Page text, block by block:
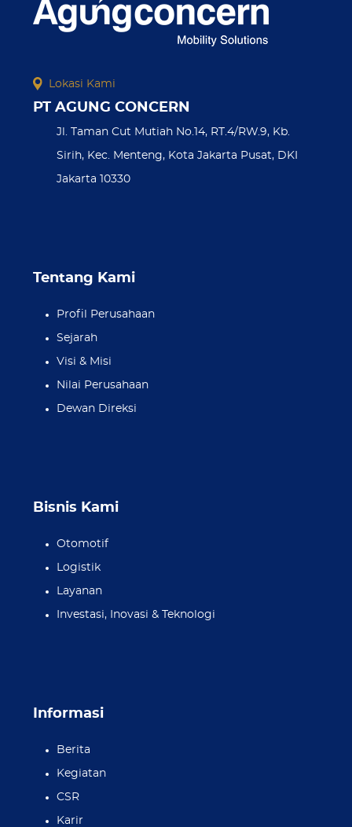
Lokasi Kami
PT AGUNG CONCERN
Jl. Taman Cut Mutiah No.14, RT.4/RW.9, Kb.
Sirih, Kec. Menteng, Kota Jakarta Pusat, DKI
Jakarta 10330
Tentang Kami
Profil Perusahaan
Sejarah
Visi & Misi
Nilai Perusahaan
Dewan Direksi
Bisnis Kami
Otomotif
Logistik
Layanan
Investasi, Inovasi & Teknologi
Informasi
Berita
Kegiatan
CSR
Karir